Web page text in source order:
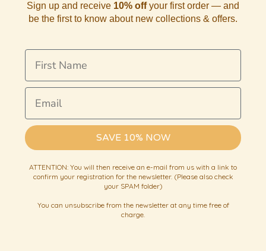
Sign up and receive 10% offyour first order — and
be the first to know about new collections & offers.
First Name
Email
SAVE 10% NOW
ATTENTION: You will then receive an e-mail from us with a link to
confirm your registration for the newsletter. (Please also check
your SPAM folder)
You can unsubscribe from the newsletter at any time free of
charge.